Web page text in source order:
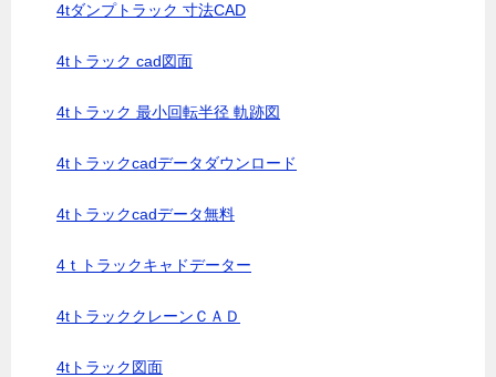
4tダンプトラック 寸法CAD
4tトラック cad図面
4tトラック 最小回転半径 軌跡図
4tトラックcadデータダウンロード
4tトラックcadデータ無料
4ｔトラックキャドデーター
4tトラッククレーンＣＡＤ
4tトラック図面